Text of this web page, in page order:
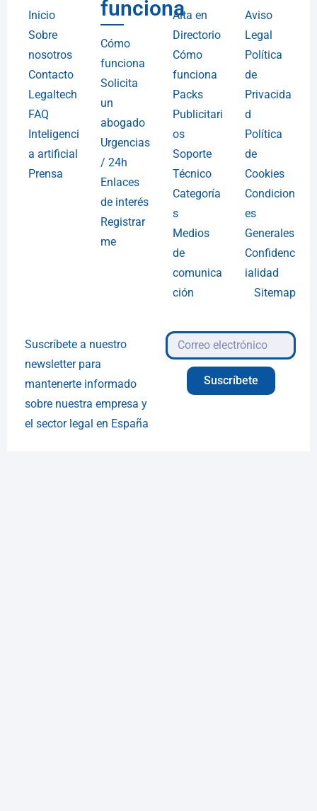
Inicio
Sobre
nosotros
Contacto
Legaltech
FAQ
Inteligenci
a artificial
Prensa
funciona
Cómo
funciona
Solicita
un
abogado
Urgencias
/ 24h
Enlaces
de interés
Registrar
me
Alta en
Directorio
Cómo
funciona
Packs
Publicitari
os
Soporte
Técnico
Categoría
s
Medios
de
comunica
ción
Aviso
Legal
Política
de
Privacida
d
Política
de
Cookies
Condicion
es
Generales
Confidenc
ialidad
Sitemap
Suscríbete a nuestro
newsletter para
mantenerte informado
sobre nuestra empresa y
el sector legal en España
Suscríbete